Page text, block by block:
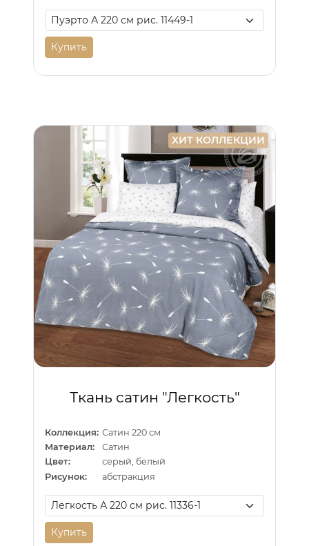
Купить
ХИТ КОЛЛЕКЦИИ
Ткань сатин "Легкость"
Коллекция: Сатин 220 см
Материал:
Сатин
Цвет:
серый, белый
Рисунок:
абстракция
Купить